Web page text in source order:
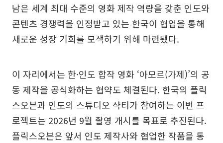
남은 세계 최대 수준의 영화 제작 역량을 갖춘 인도와
콘텐츠 경쟁력을 인정받고 있는 한국이 협업을 통해
새로운 성장 기회를 모색하기 위해 마련됐다.
이 자리에서는 한·인도 합작 영화 ‘아모르(가제)’의 공
동 제작을 공식화하는 협약도 체결된다. 한국의 플릭
스오븐과 인도의 스튜디오 샥티가 참여하는 이번 프
로젝트는 2026년 9월 촬영 개시를 목표로 추진된다.
플릭스오븐은 앞서 인도 제작사와 협업한 작품을 통